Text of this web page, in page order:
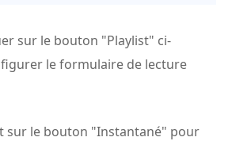
sur le bouton "Playlist" ci-
le formulaire de lecture
sur le bouton "Instantané" pour